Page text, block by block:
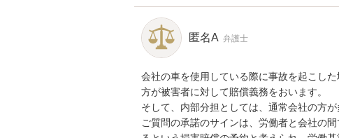
匿名A 弁護士
会社の車を使用している際に事故を起こし
方が被害者に対して賠償義務をおいます。
そして、内部分担としては、通常会社の方
ご質問の承諾のサインは、労働者と会社の